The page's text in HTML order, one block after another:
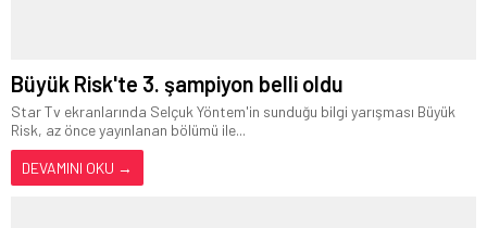
Büyük Risk'te 3. şampiyon belli oldu
Star Tv ekranlarında Selçuk Yöntem'in sunduğu bilgi yarışması Büyük
Risk, az önce yayınlanan bölümü ile...
DEVAMINI OKU →